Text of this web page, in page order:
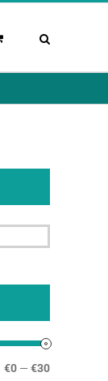
Min.
Max.
€0 — €30